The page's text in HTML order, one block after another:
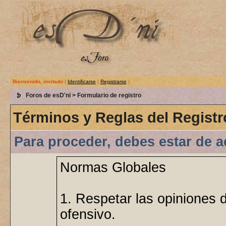
Bienvenido, invitado( Identificarse | Registrarse )
Foros de esD'ni> Formulario de registro
Términos y Reglas del
Para proceder, debes estar de
Normas Globales
1. Respetar las opiniones
ofensivo.